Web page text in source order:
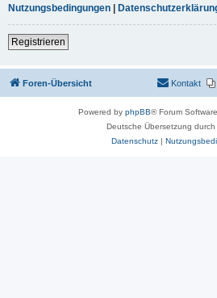
Nutzungsbedingungen |
Registrieren
Foren-Übersicht Kontakt
Powered by phpBB® Forum
Deutsche Übersetzung durch
Datenschutz|